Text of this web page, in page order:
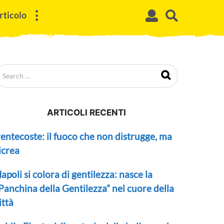
ARTICOLI RECENTI
il fuoco che non distrugge, ma
si colora di gentilezza: nasce la
della Gentilezza” nel cuore della